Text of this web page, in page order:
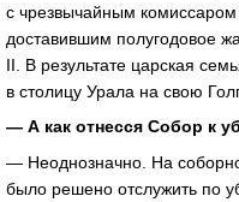
с чрезвычайным
доставившим полугодовое
II. В результате царская
в столицу Урала на свою
— А как отнесся Собор к
— Неоднозначно. На
было решено отслужить по